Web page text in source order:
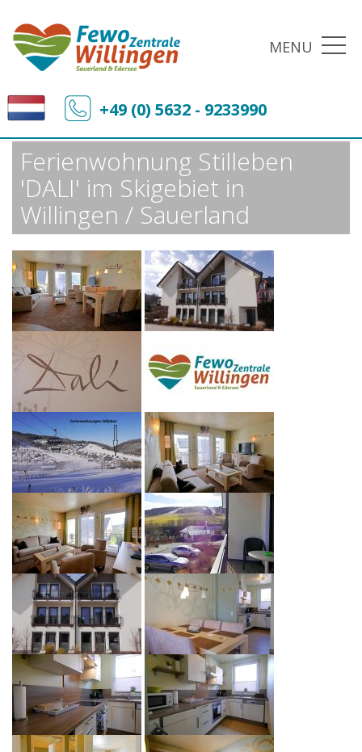
MENU
+49 (0) 5632 - 9233990
Fewo-Zentrale Willingen
Sonderangebote
Ferienwohnung Stilleben 'DALI' im Skigebiet in Willingen / Sauerland
Ferienwohnung Stilleben
'DALI' im Skigebiet in
Willingen / Sauerland